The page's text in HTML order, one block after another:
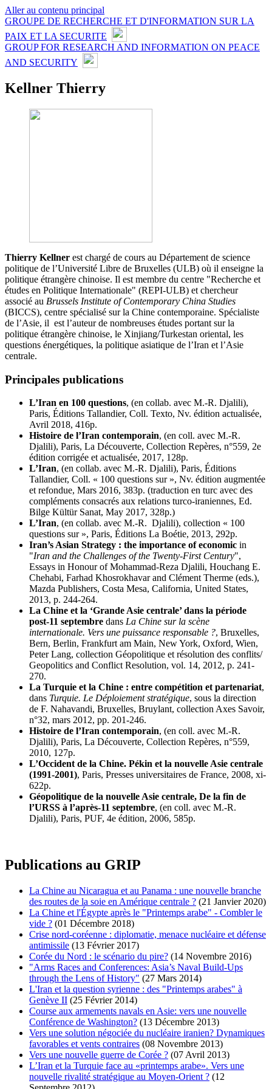
Aller au contenu principal
GROUPE DE RECHERCHE ET D'INFORMATION SUR LA
PAIX ET LA SECURITE
GROUP FOR RESEARCH AND INFORMATION ON PEACE
AND SECURITY
Kellner Thierry
Thierry Kellner est chargé de cours au Département de science
politique de l’Université Libre de Bruxelles (ULB) où il enseigne la
politique étrangère chinoise. Il est membre du centre "Recherche et
études en Politique Internationale" (REPI-ULB) et chercheur
associé au Brussels Institute of Contemporary China Studies
(BICCS), centre spécialisé sur la Chine contemporaine. Spécialiste
de l’Asie, il est l’auteur de nombreuses études portant sur la
politique étrangère chinoise, le Xinjiang/Turkestan oriental, les
questions énergétiques, la politique asiatique de l’Iran et l’Asie
centrale.
Principales publications
L’Iran en 100 questions, (en collab. avec M.-R. Djalili),
Paris, Éditions Tallandier, Coll. Texto, Nv. édition actualisée,
Avril 2018, 416p.
Histoire de l’Iran contemporain, (en coll. avec M.-R.
Djalili), Paris, La Découverte, Collection Repères, n°559, 2e
édition corrigée et actualisée, 2017, 128p.
L’Iran, (en collab. avec M.-R. Djalili), Paris, Éditions
Tallandier, Coll. « 100 questions sur », Nv. édition augmentée
et refondue, Mars 2016, 383p. (traduction en turc avec des
compléments consacrés aux relations turco-iraniennes, Ed.
Bilge Kültür Sanat, May 2017, 328p.)
L’Iran, (en collab. avec M.-R. Djalili), collection « 100
questions sur », Paris, Éditions La Boétie, 2013, 292p.
Iran’s Asian Strategy : the importance of economic in
"Iran and the Challenges of the Twenty-First Century",
Essays in Honour of Mohammad-Reza Djalili, Houchang E.
Chehabi, Farhad Khosrokhavar and Clément Therme (eds.),
Mazda Publishers, Costa Mesa, California, United States,
2013, p. 244-264.
La Chine et la ‘Grande Asie centrale’ dans la période
post-11 septembre dans La Chine sur la scène
internationale. Vers une puissance responsable ?, Bruxelles,
Bern, Berlin, Frankfurt am Main, New York, Oxford, Wien,
Peter Lang, collection Géopolitique et résolution des conflits/
Geopolitics and Conflict Resolution, vol. 14, 2012, p. 241-
270.
La Turquie et la Chine : entre compétition et partenariat,
dans Turquie. Le Déploiement stratégique, sous la direction
de F. Nahavandi, Bruxelles, Bruylant, collection Axes Savoir,
n°32, mars 2012, pp. 201-246.
Histoire de l’Iran contemporain, (en coll. avec M.-R.
Djalili), Paris, La Découverte, Collection Repères, n°559,
2010, 127p.
L’Occident de la Chine. Pékin et la nouvelle Asie centrale
(1991-2001), Paris, Presses universitaires de France, 2008, xi-
622p.
Géopolitique de la nouvelle Asie centrale, De la fin de
l’URSS à l’après-11 septembre, (en coll. avec M.-R.
Djalili), Paris, PUF, 4e édition, 2006, 585p.
Publications au GRIP
La Chine au Nicaragua et au Panama : une nouvelle branche
des routes de la soie en Amérique centrale ? (21 Janvier 2020)
La Chine et l'Égypte après le "Printemps arabe" - Combler le
vide ? (01 Décembre 2018)
Crise nord-coréenne : diplomatie, menace nucléaire et défense
antimissile (13 Février 2017)
Corée du Nord : le scénario du pire? (14 Novembre 2016)
"Arms Races and Conferences: Asia’s Naval Build-Ups
through the Lens of History" (27 Mars 2014)
L'Iran et la question syrienne : des "Printemps arabes" à
Genève II (25 Février 2014)
Course aux armements navals en Asie: vers une nouvelle
Conférence de Washington? (13 Décembre 2013)
Vers une solution négociée du nucléaire iranien? Dynamiques
favorables et vents contraires (08 Novembre 2013)
Vers une nouvelle guerre de Corée ? (07 Avril 2013)
L’Iran et la Turquie face au «printemps arabe». Vers une
nouvelle rivalité stratégique au Moyen-Orient ? (12